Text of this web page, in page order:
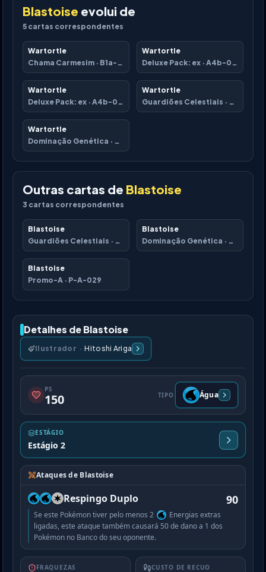
Blastoise evolui de
5 cartas correspondentes
Wartortle
Chama Carmesim · B1a-018
Wartortle
Deluxe Pack: ex · A4b-085
Wartortle
Deluxe Pack: ex · A4b-086
Wartortle
Guardiões Celestiais · A3-216
Wartortle
Dominação Genética · A1-054
Outras cartas de Blastoise
3 cartas correspondentes
Blastoise
Guardiões Celestiais · A3-217
Blastoise
Dominação Genética · A1-055
Blastoise
Promo-A · P-A-029
Detalhes de Blastoise
Ilustrador · Hitoshi Ariga
PS
150 TIPO Água
ESTÁGIO
Estágio 2
Ataques de Blastoise
Respingo Duplo
Se este Pokémon tiver pelo menos 2
Energias extras
ligadas, este ataque também causará 50 de dano a 1 dos
Pokémon no Banco do seu oponente.
90
FRAQUEZAS CUSTO DE RECUO